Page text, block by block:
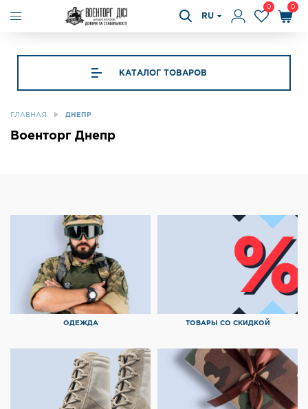
RU
0 0
КАТАЛОГ ТОВАРОВ
ГЛАВНАЯ ДНЕПР
Военторг Днепр
ОДЕЖДА ТОВАРЫ СО СКИДКОЙ